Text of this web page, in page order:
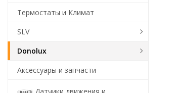
Термостаты и Климат
SLV
Donolux
Аксессуары и запчасти